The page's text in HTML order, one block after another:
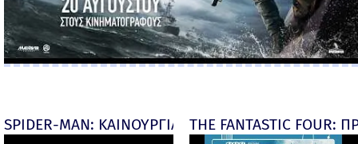
SPIDER-MAN: ΚΑΙΝΟΥΡΓΙΑ ΜΕΡΑ (Spider-Man:
THE FANTASTIC